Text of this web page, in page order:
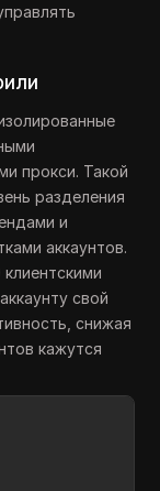
прокси. Такой
разделения
и
аккаунтов.
свой
снижая
кажутся